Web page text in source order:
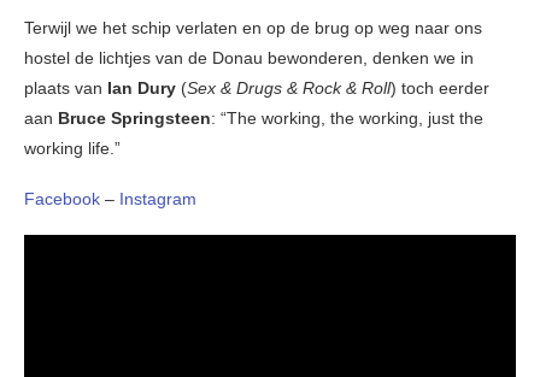
Terwijl we het schip verlaten en op de brug op weg naar ons
hostel de lichtjes van de Donau bewonderen, denken we in
plaats van Ian Dury (Sex & Drugs & Rock & Roll) toch eerder
aan Bruce Springsteen: “The working, the working, just the
working life.”
Facebook – Instagram